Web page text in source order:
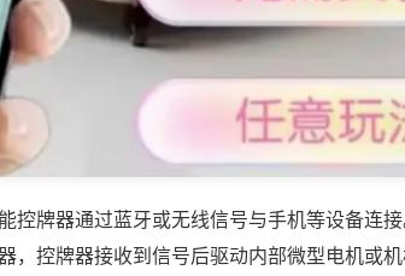
控牌器通过蓝牙或无线信号与手机等设备连
，控牌器接收到信号后驱动内部微型电机或